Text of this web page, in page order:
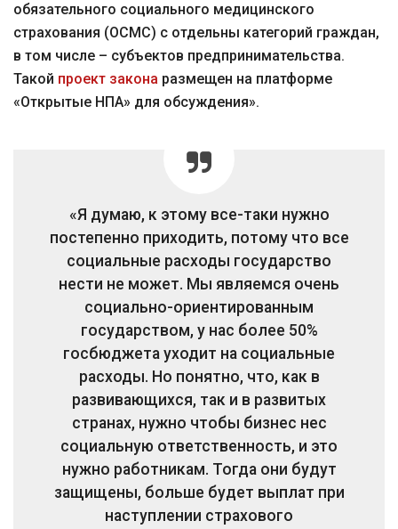
обязательного социального медицинского
страхования (ОСМС) с отдельны категорий граждан,
в том числе – субъектов предпринимательства.
Такой проект закона размещен на платформе
«Открытые НПА» для обсуждения».
«Я думаю, к этому все-таки нужно
постепенно приходить, потому что все
социальные расходы государство
нести не может. Мы являемся очень
социально-ориентированным
государством, у нас более 50%
госбюджета уходит на социальные
расходы. Но понятно, что, как в
развивающихся, так и в развитых
странах, нужно чтобы бизнес нес
социальную ответственность, и это
нужно работникам. Тогда они будут
защищены, больше будет выплат при
наступлении страхового